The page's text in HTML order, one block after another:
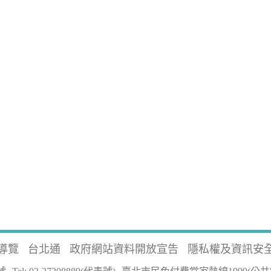
覽 台北通 政府網站資料開放宣告 隱私權及資訊安